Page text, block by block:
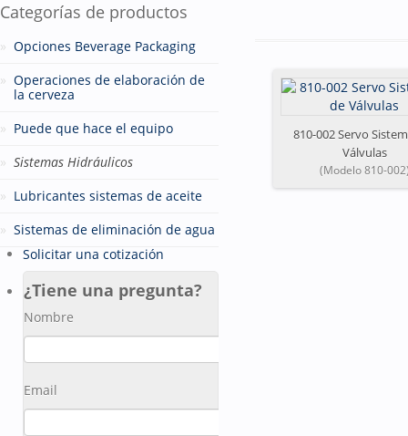
Categorías de productos
Opciones Beverage Packaging
Operaciones de elaboración de
la cerveza
Puede que hace el equipo
Sistemas Hidráulicos
Lubricantes sistemas de aceite
Sistemas de eliminación de agua
Solicitar una cotización
¿Tiene una pregunta?
Nombre
Email
810-002 Servo
Válvulas
(Modelo 810-